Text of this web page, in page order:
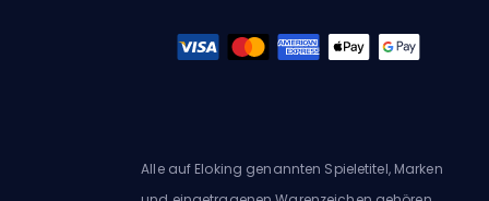
Alle auf Eloking genannten Spieletitel, Marken